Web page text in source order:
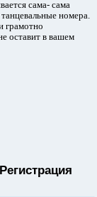
сама- сама
номера.
грамотно
оставит в вашем
Регистрация